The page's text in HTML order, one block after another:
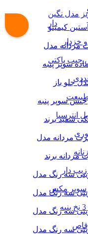
مدل نگین
دار
خزدار
پاکتی
انترسیا
دار
سوپر مکس
کیمینو
سوپر پنبه
جلو باز
سوپر پنبه